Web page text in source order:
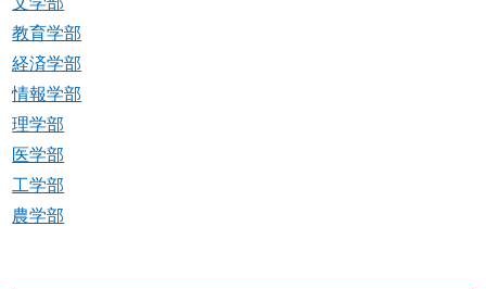
教育学部
経済学部
情報学部
理学部
医学部
工学部
農学部